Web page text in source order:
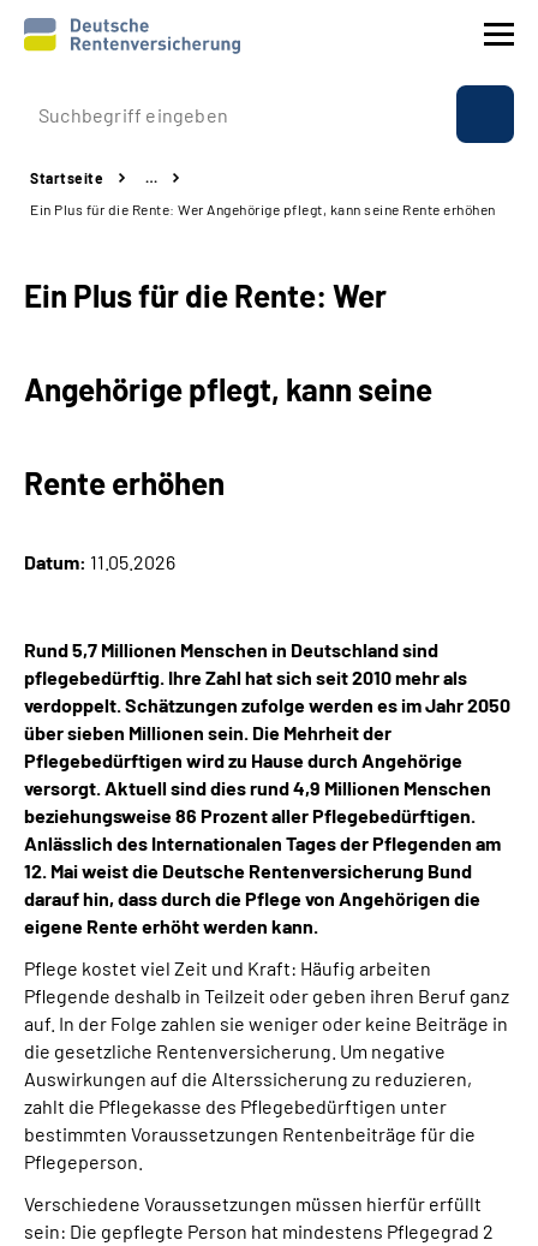
Prävention
Reha
Experten
Language
Inhalte in Gebärdensprache (DGS)
Leichte Sprache
Mein Kundenportal
Startseite
…
Ein Plus für die Rente: Wer Angehörige pflegt, kann seine Rente erhöhen
Ein Plus für die Rente: Wer
Angehörige pflegt, kann seine
Rente erhöhen
Datum: 11.05.2026
Rund 5,7 Millionen Menschen in Deutschland sind
pflegebedürftig. Ihre Zahl hat sich seit 2010 mehr als
verdoppelt. Schätzungen zufolge werden es im Jahr 2050
über sieben Millionen sein. Die Mehrheit der
Pflegebedürftigen wird zu Hause durch Angehörige
versorgt. Aktuell sind dies rund 4,9 Millionen Menschen
beziehungsweise 86 Prozent aller Pflegebedürftigen.
Anlässlich des Internationalen Tages der Pflegenden am
12. Mai weist die Deutsche Rentenversicherung Bund
darauf hin, dass durch die Pflege von Angehörigen die
eigene Rente erhöht werden kann.
Pflege kostet viel Zeit und Kraft: Häufig arbeiten
Pflegende deshalb in Teilzeit oder geben ihren Beruf ganz
auf. In der Folge zahlen sie weniger oder keine Beiträge in
die gesetzliche Rentenversicherung. Um negative
Auswirkungen auf die Alterssicherung zu reduzieren,
zahlt die Pflegekasse des Pflegebedürftigen unter
bestimmten Voraussetzungen Rentenbeiträge für die
Pflegeperson.
Verschiedene Voraussetzungen müssen hierfür erfüllt
sein: Die gepflegte Person hat mindestens Pflegegrad 2